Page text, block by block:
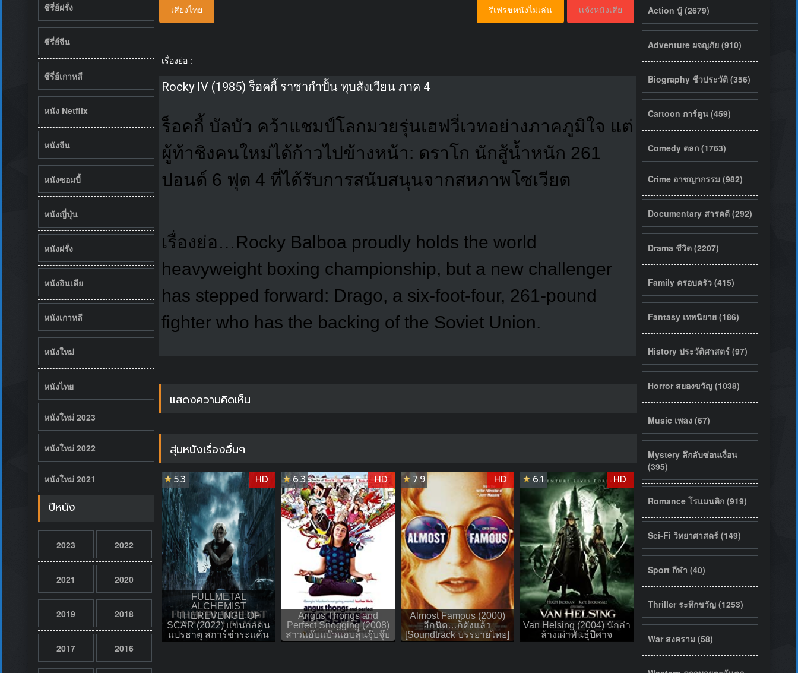
ซีรี่ย์ฝรั่ง
ซีรี่ย์จีน
ซีรี่ย์เกาหลี
หนัง Netflix
หนังจีน
หนังซอมบี้
หนังญี่ปุ่น
หนังฝรั่ง
หนังอินเดีย
หนังเกาหลี
หนังใหม่
หนังไทย
หนังใหม่ 2023
หนังใหม่ 2022
หนังใหม่ 2021
ปีหนัง
2023 2022
2021 2020
2019 2018
2017 2016
เสียงไทย เเจ้งหนังเสีย
รีเฟรชหนังไม่เล่น
เรื่องย่อ :
Rocky IV (1985) ร็อคกี้ ราชากำปั้น ทุบสังเวียน ภาค 4
ร็อคกี้ บัลบัว คว้าแชมป์โลกมวยรุ่นเฮฟวี่เวทอย่างภาคภูมิใจ แต่
ผู้ท้าชิงคนใหม่ได้ก้าวไปข้างหน้า: ดราโก นักสู้น้ำหนัก 261
ปอนด์ 6 ฟุต 4 ที่ได้รับการสนับสนุนจากสหภาพโซเวียต
เรื่องย่อ…Rocky Balboa proudly holds the world
heavyweight boxing championship, but a new challenger
has stepped forward: Drago, a six-foot-four, 261-pound
fighter who has the backing of the Soviet Union.
แสดงความคิดเห็น
สุ่มหนังเรื่องอื่นๆ
FULLMETAL
ALCHEMIST
THEREVENGE OF
SCAR (2022) แขนกลคน
แปรธาตุ สการ์ชำระแค้น
5.3 HD
Angus Thongs and
Perfect Snogging (2008)
สาวแอ๊บแบ๊วแอบลุ้นจุ๊บจุ๊บ
6.3 HD
Almost Famous (2000)
อีกนิด…ก็ดังแล้ว
[Soundtrack บรรยายไทย]
7.9 HD
Van Helsing (2004) นักล่า
ล้างเผ่าพันธุ์ปีศาจ
6.1 HD
Action บู้ (2679)
Adventure ผจญภัย (910)
Biography ชีวประวัติ (356)
Cartoon การ์ตูน (459)
Comedy ตลก (1763)
Crime อาชญากรรม (982)
Documentary สารคดี (292)
Drama ชีวิต (2207)
Family ครอบครัว (415)
Fantasy เทพนิยาย (186)
History ประวัติศาสตร์ (97)
Horror สยองขวัญ (1038)
Music เพลง (67)
Mystery ลึกลับซ่อนเงื่อน
(395)
Romance โรแมนติก (919)
Sci-Fi วิทยาศาสตร์ (149)
Sport กีฬา (40)
Thriller ระทึกขวัญ (1253)
War สงคราม (58)